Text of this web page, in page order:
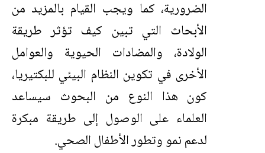
الضرورية، كما ويجب القيام بالمزيد من
الأبحاث التي تبين كيف تؤثر طريقة
الولادة، والمضادات الحيوية والعوامل
الأخرى في تكوين النظام البيئي للبكتيريا،
كون هذا النوع من البحوث سيساعد
العلماء على الوصول إلى طريقة مبكرة
لدعم نمو وتطور الأطفال الصحي.